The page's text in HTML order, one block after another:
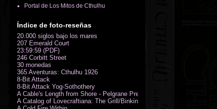
Portal de Los Mitos de Cthulhu
Índice de foto-reseñas
20.000 siglos bajo los mares
207 Emerald Court
23:59:59 (PDF)
246 Corbitt Street
30 monedas
365 Aventuras: Cthulhu 1926
8-Bit Attack
8-Bit Attack Yog-Sothothery
A Cable's Length from Shore - Pelgrane Press' FreeRPG 2018 (PDF)
A Catalog of Lovecraftiana: The Grill/Binkin Collection